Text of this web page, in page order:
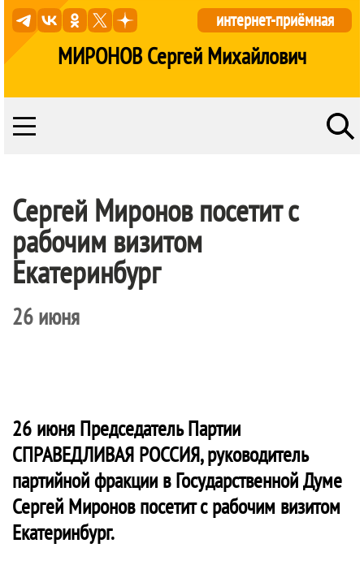
МИРОНОВ Сергей Михайлович
интернет-приёмная
Сергей Миронов посетит с
рабочим визитом
Екатеринбург
26 июня
26 июня Председатель Партии
СПРАВЕДЛИВАЯ РОССИЯ, руководитель
партийной фракции в Государственной Думе
Сергей Миронов посетит с рабочим визитом
Екатеринбург.